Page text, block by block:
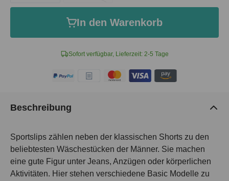
Sofort verfügbar, Lieferzeit: 2-5 Tage
In den Warenkorb
Beschreibung
Sportslips zählen neben der klassischen Shorts zu den
beliebtesten Wäschestücken der Männer. Sie machen
eine gute Figur unter Jeans, Anzügen oder körperlichen
Aktivitäten. Hier stehen verschiedene Basic Modelle zu